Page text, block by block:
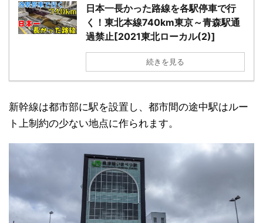
日本一長かった路線を各駅停車で行
く！東北本線740km東京～青森駅通
過禁止[2021東北ローカル(2)]
続きを見る
新幹線は都市部に駅を設置し、都市間の途中駅はルー
ト上制約の少ない地点に作られます。